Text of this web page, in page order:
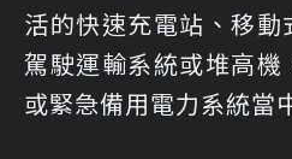
活的快速充電站、移動
駕駛運輸系統或堆高
或緊急備用電力系統當